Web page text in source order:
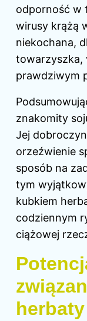
odporność w
wirusy krążą
niekochana,
towarzyszka,
prawdziwym
znakomity
Jej
orzeźwienie
sposób na
tym
kubkiem
codziennym
ciążowej